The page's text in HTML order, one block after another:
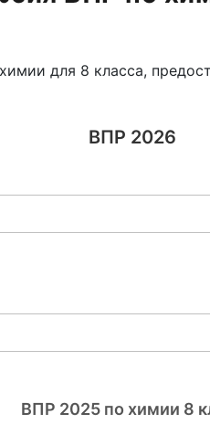
для 8 класса,
ВПР 2026
ВПР 2025 по химии 8